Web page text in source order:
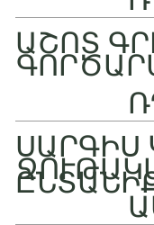
ԱՇՈՏ
ՍԱՐԳԻՍ